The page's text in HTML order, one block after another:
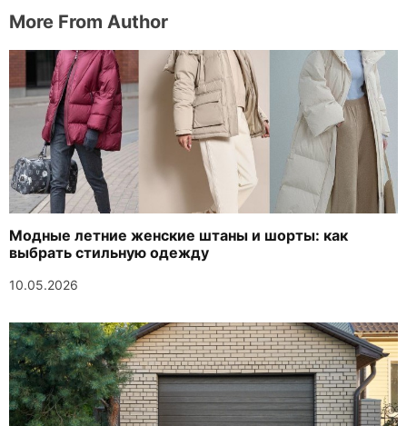
More From Author
Модные летние женские штаны и шорты: как
выбрать стильную одежду
10.05.2026